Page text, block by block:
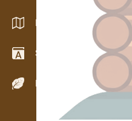
Katalogy / Brožury
Slovník
Dřeviny